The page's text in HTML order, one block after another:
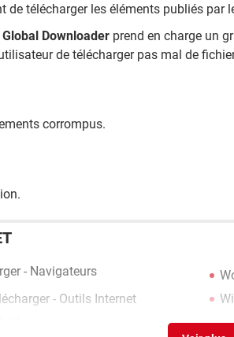
de télécharger les éléments publiés par
Global Downloader prend en charge un
de télécharger pas mal de
corrompus.
- Navigateurs
- Outils Internet